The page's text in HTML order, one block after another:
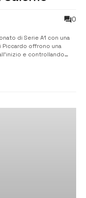
0
di Serie A1 con una
offrono una
e controllando
offens...